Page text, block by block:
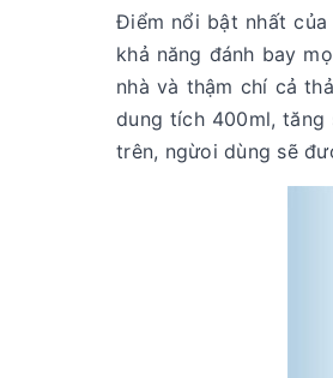
Điểm nổi bật nhất
khả năng đánh bay
nhà và thậm chí cả
dung tích 400ml, tăng
trên, ngừoi dùng sẽ